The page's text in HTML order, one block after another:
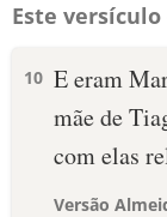
Este
10 E eram
mãe de
com elas
Versão